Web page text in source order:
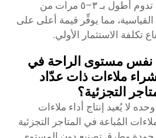
الفنادق الفاخرة غالبًا ما تدوم أطول بـ ٣–٥ مرات من
القياسية، مما يوفِّر قيمة أعلى على
تكلفة الاستثمار الأولي.
نفس مستوى الراحة في
ملاءات ذات عدّاد
التجزئية؟
لا يُعيد إنتاج أداء ملاءات
المُباعة في المتاجر التجزئية